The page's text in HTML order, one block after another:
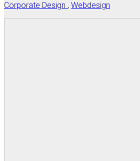
Corporate Design , Webdesign